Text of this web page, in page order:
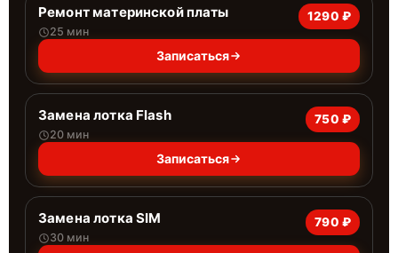
Ремонт материнской платы
25 мин
1290 ₽
Записаться
Замена лотка Flash
20 мин
750 ₽
Записаться
Замена лотка SIM
30 мин
790 ₽